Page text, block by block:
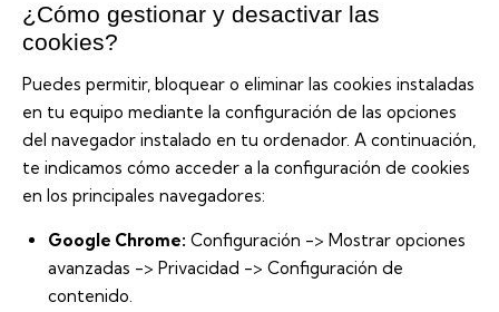
¿Cómo gestionar y desactivar las
cookies?
Puedes permitir, bloquear o eliminar las cookies instaladas
en tu equipo mediante la configuración de las opciones
del navegador instalado en tu ordenador. A continuación,
te indicamos cómo acceder a la configuración de cookies
en los principales navegadores:
Google Chrome: Configuración -> Mostrar opciones
avanzadas -> Privacidad -> Configuración de
contenido.